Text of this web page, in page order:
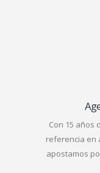
Con 15 años
referencia en
apostamos